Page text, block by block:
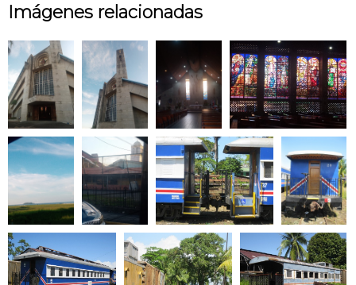
Imágenes relacionadas